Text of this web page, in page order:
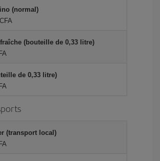
(normal)
(bouteille de 0,33 litre)
de 0,33 litre)
(transport local)